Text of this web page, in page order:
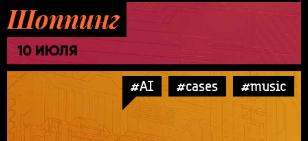
Шоппинг
10 ИЮЛЯ
#AI #cases #music